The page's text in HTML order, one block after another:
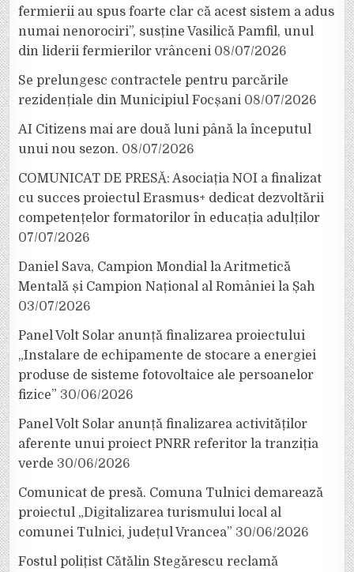
fermierii au spus foarte clar că acest sistem a adus
numai nenorociri”, susține Vasilică Pamfil, unul
din liderii fermierilor vrânceni 08/07/2026
Se prelungesc contractele pentru parcările
rezidențiale din Municipiul Focșani 08/07/2026
AI Citizens mai are două luni până la începutul
unui nou sezon. 08/07/2026
COMUNICAT DE PRESĂ: Asociația NOI a finalizat
cu succes proiectul Erasmus+ dedicat dezvoltării
competențelor formatorilor în educația adulților
07/07/2026
Daniel Sava, Campion Mondial la Aritmetică
Mentală și Campion Național al României la Șah
03/07/2026
Panel Volt Solar anunță finalizarea proiectului
„Instalare de echipamente de stocare a energiei
produse de sisteme fotovoltaice ale persoanelor
fizice” 30/06/2026
Panel Volt Solar anunță finalizarea activităților
aferente unui proiect PNRR referitor la tranziția
verde 30/06/2026
Comunicat de presă. Comuna Tulnici demarează
proiectul „Digitalizarea turismului local al
comunei Tulnici, județul Vrancea” 30/06/2026
Fostul polițist Cătălin Stegărescu reclamă